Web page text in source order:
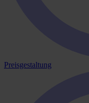
Preisgestaltung